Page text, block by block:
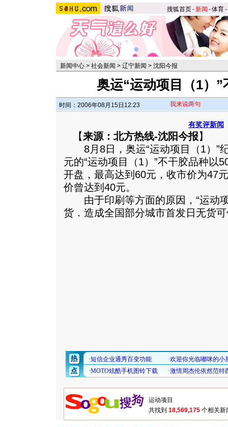
搜狐首页-新闻 -体育-
新闻中心 > 社会新闻 > 辽宁新闻 > 沈阳今报
奥运“运动项目（1）
时间：2006年08月15日12:23 我来说两句
有奖评新闻
【来源：北方热线-沈阳今报】
8月8日，奥运“运动项目（1）”
元的“运动项目（1）”不干胶品种以
开盘，最高达到60元，收市价为47
价曾达到40元。
由于印刷等方面的原因，“运动
货．造成全国部分城市首发日无货
共找到 18,569,175 个相关新